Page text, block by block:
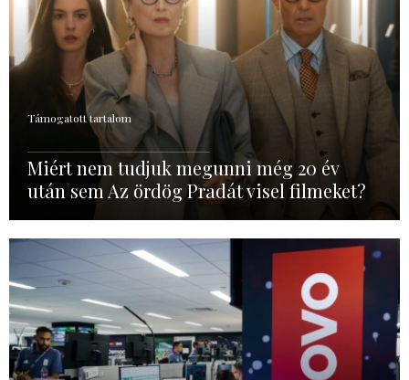
Támogatott tartalom
Miért nem tudjuk megunni még 20 év
után sem Az ördög Pradát visel filmeket?